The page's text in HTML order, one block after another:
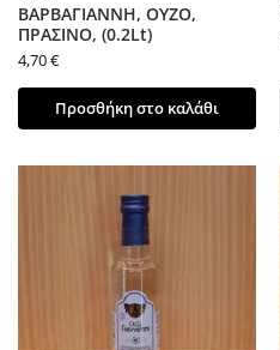
ΒΑΡΒΑΓΙΑΝΝΗ, ΟΥΖΟ,
ΠΡΑΣΙΝΟ, (0.2Lt)
4,70€
Προσθήκη στο καλάθι